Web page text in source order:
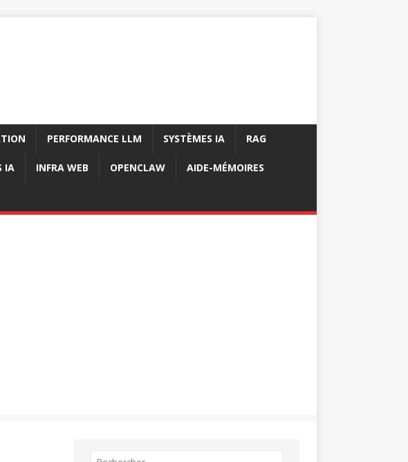
PERFORMANCE LLM SYSTÈMES IA RAG
IA INFRA WEB OPENCLAW AIDE-MÉMOIRES